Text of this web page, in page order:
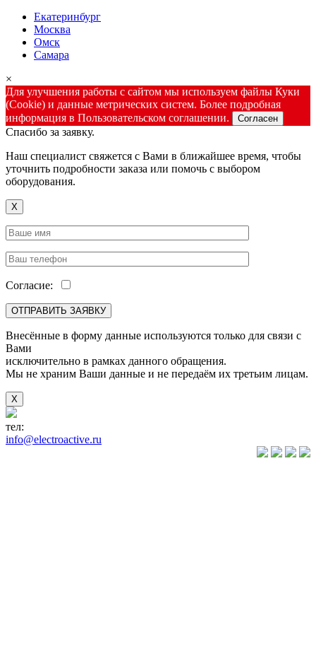
Екатеринбург
Москва
Омск
Самара
×
Для улучшения работы с сайтом мы используем файлы Куки
(Cookie) и данные метрических систем. Более подробная
информация в Пользовательском соглашении.
Согласен
Спасибо за заявку.
Наш специалист свяжется с Вами в ближайшее время, чтобы
уточнить подробности заказа или помочь с выбором
оборудования.
X
Согласие:
Внесённые в форму данные используются только для связи с
Вами
исключительно в рамках данного обращения.
Мы не храним Ваши данные и не передаём их третьим лицам.
X
тел:
info@electroactive.ru